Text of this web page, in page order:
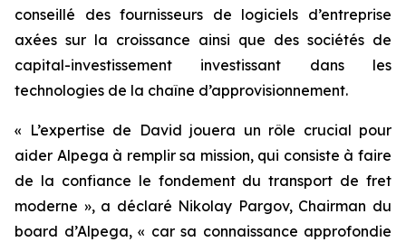
conseillé des fournisseurs de logiciels d’entreprise
axées sur la croissance ainsi que des sociétés de
capital-investissement investissant dans les
technologies de la chaîne d’approvisionnement.
« L’expertise de David jouera un rôle crucial pour
aider Alpega à remplir sa mission, qui consiste à faire
de la confiance le fondement du transport de fret
moderne », a déclaré Nikolay Pargov, Chairman du
board d’Alpega, « car sa connaissance approfondie